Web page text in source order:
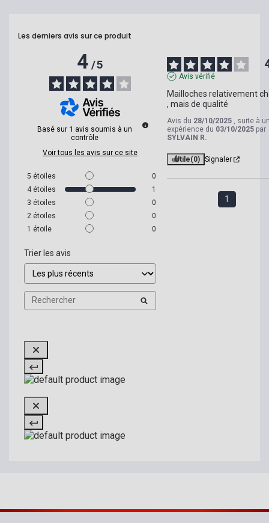
Les derniers avis sur ce produit
4/5
Basé sur 1 avis soumis à un
contrôle
Voir tous les avis sur ce site
5 étoiles
0
4 étoiles
1
3 étoiles
0
2 étoiles
0
1 étoile 0
Trier les avis
Avis vérifié
Mailloches relativement
, mais de qualité
Avis du 28/10/2025 , suite à
expérience du 03/10/2025 par
SYLVAIN R.
Utile(0) Signaler
1